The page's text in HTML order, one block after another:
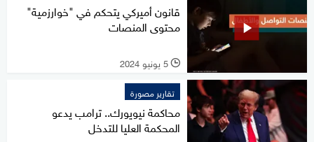
قانون أميركي يتحكم في "خوارزمية"
محتوى المنصات
l 5 يونيو 2024
تقارير مصورة
محاكمة نيويورك.. ترامب يدعو
المحكمة العليا للتدخل